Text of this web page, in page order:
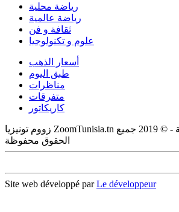
رياضة محلية
رياضة عالمية
ثقافة و فن
علوم و تكنولوجيا
أسعار الذهب
طبق اليوم
مناظرات
متفرقات
كاريكاتور
زووم تونيزيا ZoomTunisia.tn جريدة إلكترونية جامعة - © 2019 جميع
الحقوق محفوظة
Site web développé parLe développeur